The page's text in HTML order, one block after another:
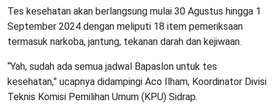
Tes kesehatan akan berlangsung mulai 30 Agustus hingga 1
September 2024 dengan meliputi 18 item pemeriksaan
termasuk narkoba, jantung, tekanan darah dan kejiwaan.
“Yah, sudah ada semua jadwal Bapaslon untuk tes
kesehatan,” ucapnya didampingi Aco Ilham, Koordinator Divisi
Teknis Komisi Pemilihan Umum (KPU) Sidrap.